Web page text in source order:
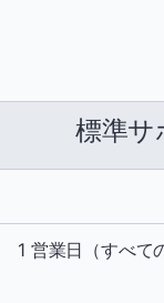
標準サ
1 営業日（すべて